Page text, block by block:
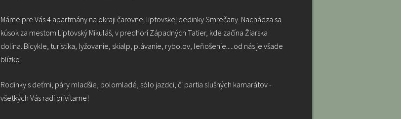
Máme pre Vás 4 apartmány na okraji čarovnej liptovskej dedinky Smrečany. Nachádza sa
kúsok za mestom Liptovský Mikuláš, v predhorí Západných Tatier, kde začína Žiarska
dolina. Bicykle, turistika, lyžovanie, skialp, plávanie, rybolov, leňošenie.....od nás je všade
blízko!
Rodinky s deťmi, páry mladšie, polomladé, sólo jazdci, či partia slušných kamarátov -
všetkých Vás radi privítame!